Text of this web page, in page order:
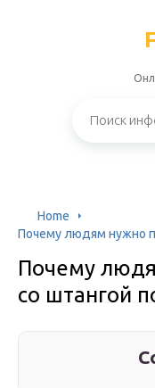
Home
Почему людям нужно
Почему
со штангой